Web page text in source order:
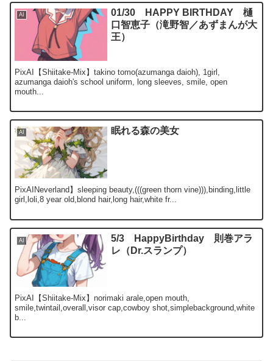
AI
01/30 HAPPY BIRTHDAY 樋
口智恵子（滝野智／あずまんが大
王）
PixAI【Shiitake-Mix】takino tomo(azumanga daioh), 1girl,
azumanga daioh's school uniform, long sleeves, smile, open
mouth...
AI 眠れる森の美女
PixAINeverland】sleeping beauty,(((green thorn vine))),binding,little
girl,loli,8 year old,blond hair,long hair,white fr...
AI
5/3 HappyBirthday 則巻アラ
レ（Dr.スランプ）
PixAI【Shiitake-Mix】norimaki arale,open mouth,
smile,twintail,overall,visor cap,cowboy shot,simplebackground,white
b...